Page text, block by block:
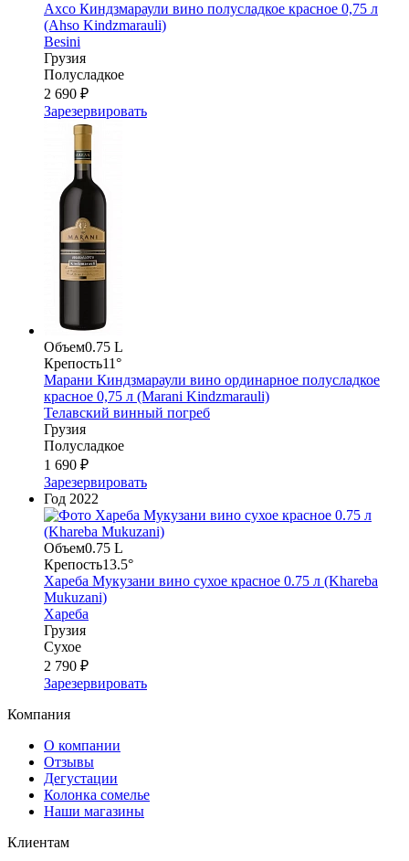
Ахсо Киндзмараули вино полусладкое красное 0,75 л
(Ahso Kindzmarauli)
Besini
Грузия
Полусладкое
2 690 ₽
Зарезервировать
Объем0.75 L
Крепость11°
Марани Киндзмараули вино ординарное полусладкое
красное 0,75 л (Marani Kindzmarauli)
Телавский винный погреб
Грузия
Полусладкое
1 690 ₽
Зарезервировать
Год 2022
Объем0.75 L
Крепость13.5°
Хареба Мукузани вино сухое красное 0.75 л (Khareba
Mukuzani)
Хареба
Грузия
Сухое
2 790 ₽
Зарезервировать
Компания
О компании
Отзывы
Дегустации
Колонка сомелье
Наши магазины
Клиентам